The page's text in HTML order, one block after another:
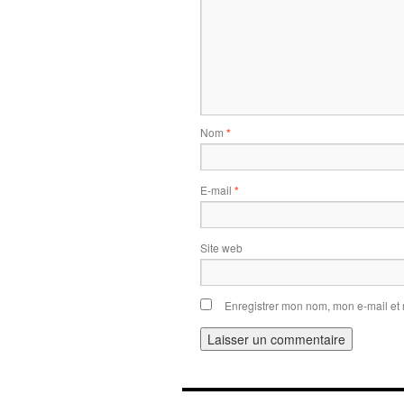
Nom *
E-mail *
Site web
Enregistrer mon nom, mon e-mail